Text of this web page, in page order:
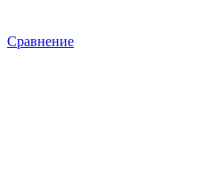
Сравнение